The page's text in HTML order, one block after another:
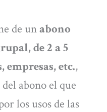
de unabono
de 2 a 5
etc.,
abono el que
los usos de las